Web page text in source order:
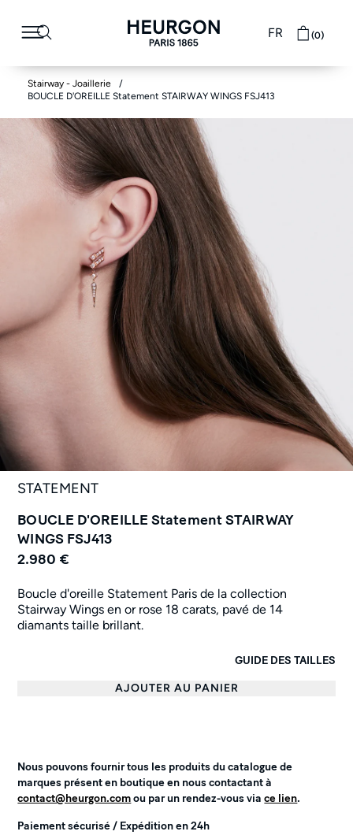
FR (0)
Stairway - Joaillerie
BOUCLE D'OREILLE Statement STAIRWAY WINGS FSJ413
STATEMENT
BOUCLE D'OREILLE Statement STAIRWAY
WINGS FSJ413
2.980 €
Boucle d'oreille Statement Paris de la collection
Stairway Wings en or rose 18 carats, pavé de 14
diamants taille brillant.
GUIDE DES TAILLES
AJOUTER AU PANIER
Nous pouvons fournir tous les produits du catalogue de
marques présent en boutique en nous contactant à
contact@heurgon.comou par un rendez-vous viace lien.
Paiement sécurisé / Expédition en 24h